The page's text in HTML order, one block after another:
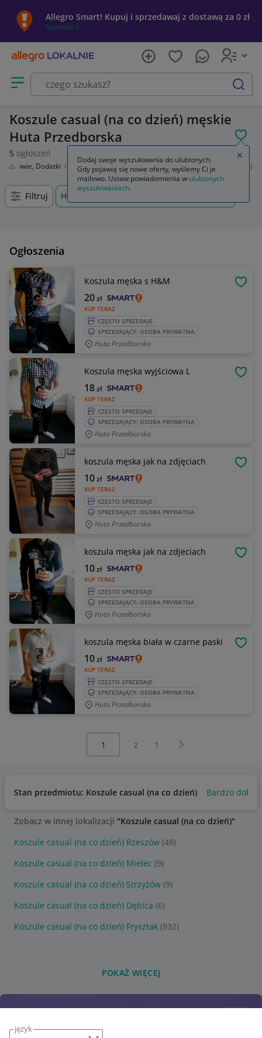
język
Allegro Smart! Kupuj i sprzedawaj z dostawą za 0 zł
Sprawdź »
Otwórz menu z kategoriami
szukaj
Koszule casual (na co dzień) męskie
Huta Przedborska
5 ogłoszeń
Obuwie, Dodatki Odzież męska Koszule Koszule casual (na co dzień)
Filtruj Huta Przedborska, Podkarpackie, +0 km
Ogłoszenia
Koszula męska s H&M
KUP TERAZ
20zł
CZĘSTO SPRZEDAJE
SPRZEDAJĄCY: OSOBA PRYWATNA
Huta Przedborska
Koszula męska wyjściowa L
KUP TERAZ
18zł
CZĘSTO SPRZEDAJE
SPRZEDAJĄCY: OSOBA PRYWATNA
Huta Przedborska
koszula męska jak na zdjęciach
KUP TERAZ
10zł
CZĘSTO SPRZEDAJE
SPRZEDAJĄCY: OSOBA PRYWATNA
Huta Przedborska
koszula męska jak na zdjeciach
KUP TERAZ
10zł
CZĘSTO SPRZEDAJE
SPRZEDAJĄCY: OSOBA PRYWATNA
Huta Przedborska
koszula męska biała w czarne paski
KUP TERAZ
10zł
CZĘSTO SPRZEDAJE
SPRZEDAJĄCY: OSOBA PRYWATNA
Huta Przedborska
z 1 Następna strona
Stan przedmiotu: Koszule casual (na co dzień) Bardzo dobry
Zobacz w innej lokalizacji "Koszule casual (na co dzień)"
Koszule casual (na co dzień) Rzeszów (48)
Koszule casual (na co dzień) Mielec (9)
Koszule casual (na co dzień) Strzyżów (9)
Koszule casual (na co dzień) Dębica (6)
Koszule casual (na co dzień) Frysztak (932)
POKAŻ WIĘCEJ
Dodaj swoje wyszukiwania do ulubionych.
Gdy pojawią się nowe oferty, wyślemy Ci je
mailowo. Ustaw powiadomienia w ulubionych
wyszukiwaniach.